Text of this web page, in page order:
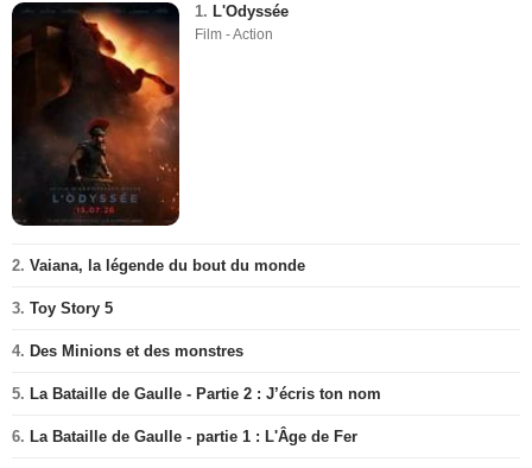
1. L'Odyssée
Film - Action
2. Vaiana, la légende du bout du monde
3. Toy Story 5
4. Des Minions et des monstres
5. La Bataille de Gaulle - Partie 2 : J’écris ton nom
6. La Bataille de Gaulle - partie 1 : L'Âge de Fer